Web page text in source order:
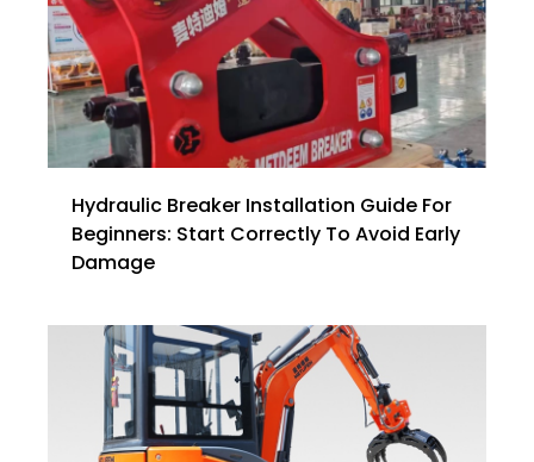
Hydraulic Breaker Installation Guide For
Beginners: Start Correctly To Avoid Early
Damage